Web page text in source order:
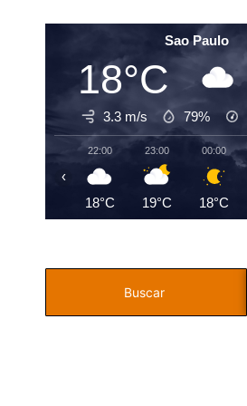
Sao Paulo
18°C
3.3 m/s 79%
22:00
18°C
23:00
19°C
00:00
18°C
‹